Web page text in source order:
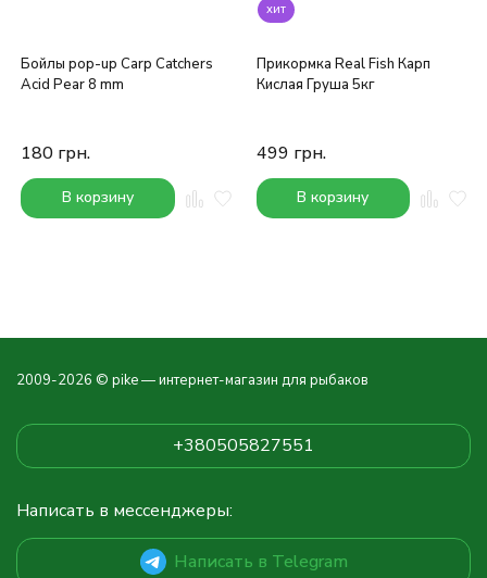
Бойлы pop-up Carp Catchers
Acid Pear 8 mm
180 грн.
В корзину
хит
Прикормка Real Fish Карп
Кислая Груша 5кг
499 грн.
В корзину
2009-2026 © pike — интернет-магазин для рыбаков
+380505827551
Написать в мессенджеры:
Написать в Telegram